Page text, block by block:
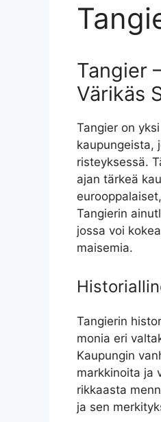
Tangier
Värikäs
Tangier on
kaupungeista,
risteyksessä.
ajan tärkeä
Tangierin
jossa voi
maisemia.
Tangierin
monia eri
Kaupungin
markkinoita ja
rikkaasta
ja sen